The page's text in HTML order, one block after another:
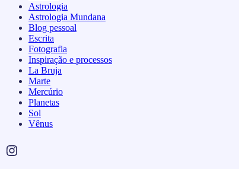
Astrologia
Astrologia Mundana
Blog pessoal
Escrita
Fotografia
Inspiração e processos
La Bruja
Marte
Mercúrio
Planetas
Sol
Vênus
Instagram